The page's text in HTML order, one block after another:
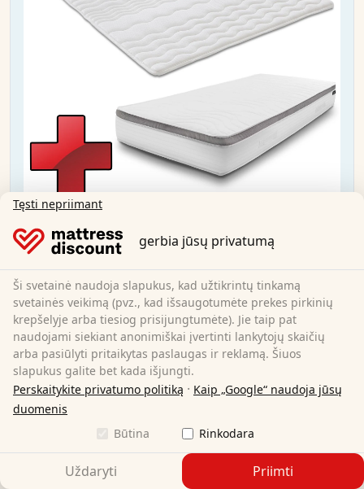
"Sleezzz® Diamond T1000" kišeninis
spyruoklinis čiužinys 90x200 cm H2/H3 +
Dydis:
90 x 200 cm
Medžiaga:
Kišeninės spyruoklės
Bendras aukštis:
23 cm
Kietumo laipsnis:
204,95 €
Galima įsigyti iš karto
Tęsti nepriimant
gerbia jūsų privatumą
Ši svetainė naudoja slapukus, kad užtikrintų tinkamą
svetainės veikimą (pvz., kad išsaugotumėte prekes pirkinių
krepšelyje arba tiesiog prisijungtumėte). Jie taip pat
naudojami siekiant anonimiškai įvertinti lankytojų skaičių
arba pasiūlyti pritaikytas paslaugas ir reklamą. Šiuos
slapukus galite bet kada išjungti.
Perskaitykite privatumo politiką · Kaip „Google“ naudoja jūsų
duomenis
Būtina
Rinkodara
Uždaryti Priimti